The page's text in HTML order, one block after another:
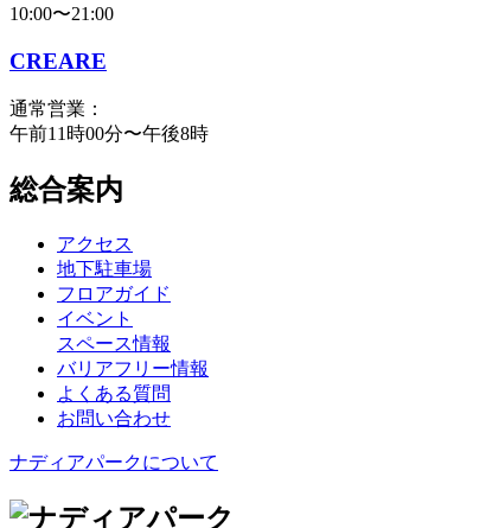
10:00〜21:00
CREARE
通常営業：
午前11時00分〜午後8時
総合案内
アクセス
地下駐車場
フロアガイド
イベント
スペース情報
バリアフリー情報
よくある質問
お問い合わせ
ナディアパークについて